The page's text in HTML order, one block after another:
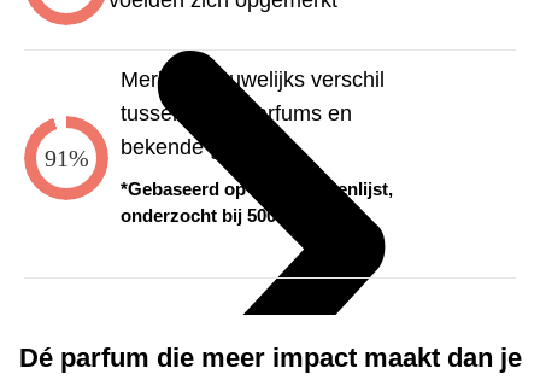
91%
Merkten nauwelijks verschil
tussen onze parfums en
bekende geuren
*Gebaseerd op email vragenlijst,
onderzocht bij 500 klanten
Dé parfum die meer impact maakt dan je